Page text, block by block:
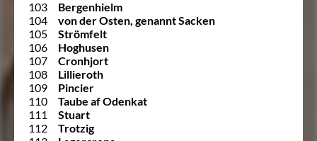
103
Bergenhielm
104
von der Osten, genannt Sacken
105
Strömfelt
106
Hoghusen
107
Cronhjort
108
Lillieroth
109
Pincier
110
Taube af Odenkat
111
Stuart
112
Trotzig